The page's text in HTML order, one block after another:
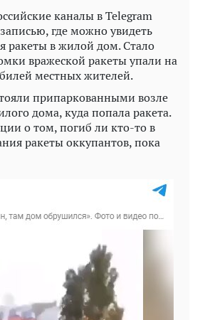
каналы в Telegram
где можно увидеть
ракеты в жилой дом. Стало
вражеской ракеты упали на
местных жителей.
припаркованными возле
дома, куда попала ракета.
о том, погиб ли кто-то в
ракеты оккупантов, пока